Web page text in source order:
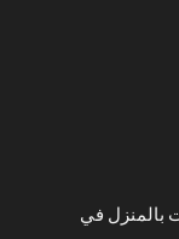
بالمنزل في